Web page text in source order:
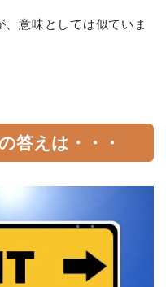
、意味としては似ていま
答えは・・・